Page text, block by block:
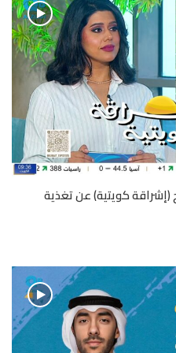
(إشراقة كويتية) عن تغذية